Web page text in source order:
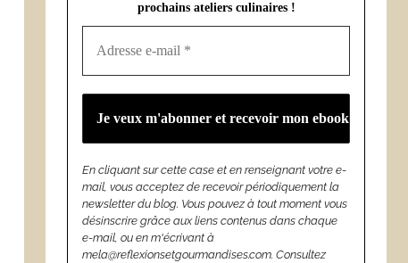
prochains ateliers culinaires !
En cliquant sur cette case et en renseignant votre e-
mail, vous acceptez de recevoir périodiquement la
newsletter du blog. Vous pouvez à tout moment vous
désinscrire grâce aux liens contenus dans chaque
e-mail, ou en m'écrivant à
mela@reflexionsetgourmandises.com. Consultez